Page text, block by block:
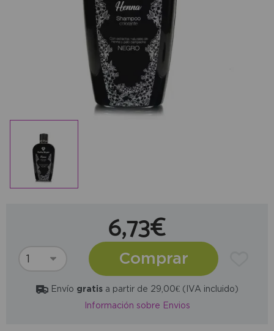
6,73€
Comprar
Envío gratisa partir de 29,00€ (IVA incluido)
Información sobre Envios